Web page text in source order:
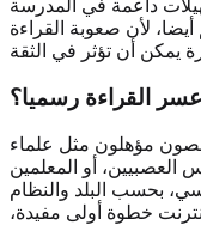
داعمة في المدرسة
لأن صعوبة القراءة
القراءة رسميا؟
مؤهلون مثل علماء
العصبيين، أو المعلمين
بحسب البلد والنظام
خطوة أولى مفيدة،